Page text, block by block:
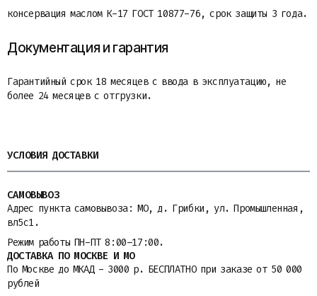
консервация маслом К-17 ГОСТ 10877-76, срок защиты 3 года.
Документация и гарантия
Гарантийный срок 18 месяцев с ввода в эксплуатацию, не
более 24 месяцев с отгрузки.
УСЛОВИЯ ДОСТАВКИ
САМОВЫВОЗ
Адрес пункта самовывоза: МО, д. Грибки, ул. Промышленная,
вл5с1.
Режим работы ПН-ПТ 8:00–17:00.
ДОСТАВКА ПО МОСКВЕ И МО
По Москве до МКАД - 3000 р. БЕСПЛАТНО при заказе от 50 000
рублей